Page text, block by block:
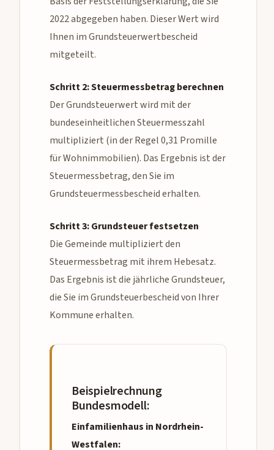
2022 abgegeben haben. Dieser Wert wird
Ihnen im Grundsteuerwertbescheid
mitgeteilt.
Schritt 2: Steuermessbetrag berechnen
Der Grundsteuerwert wird mit der
bundeseinheitlichen Steuermesszahl
multipliziert (in der Regel 0,31 Promille
für Wohnimmobilien). Das Ergebnis ist der
Steuermessbetrag, den Sie im
Grundsteuermessbescheid erhalten.
Schritt 3: Grundsteuer festsetzen
Die Gemeinde multipliziert den
Steuermessbetrag mit ihrem Hebesatz.
Das Ergebnis ist die jährliche Grundsteuer,
die Sie im Grundsteuerbescheid von Ihrer
Kommune erhalten.
Beispielrechnung
Bundesmodell:
Einfamilienhaus in Nordrhein-
Westfalen: